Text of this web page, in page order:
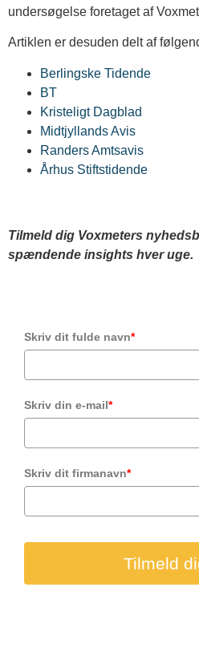
undersøgelse foretaget af
Artiklen er desuden delt af
Berlingske Tidende
BT
Kristeligt Dagblad
Midtjyllands Avis
Randers Amtsavis
Århus Stiftstidende
Tilmeld dig Voxmeters
spændende insights hver uge.
Skriv dit fulde navn*
Skriv din e-mail*
Skriv dit firmanavn*
Tilmeld